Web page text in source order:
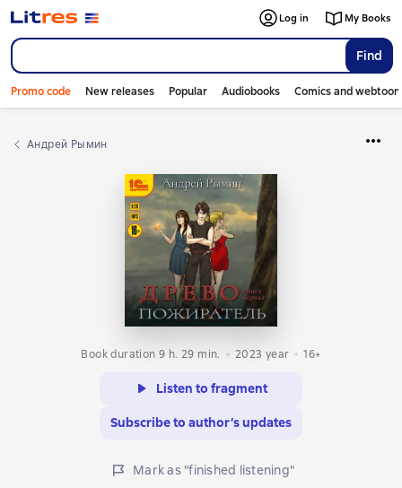
Find
Log in My Books
Promo code New releases Popular Audiobooks Comics and
Андрей Рымин
Book duration 9 h. 29 min. 2023 year 16+
Listen to fragment
Subscribe to author’s updates
Mark as "finished listening"